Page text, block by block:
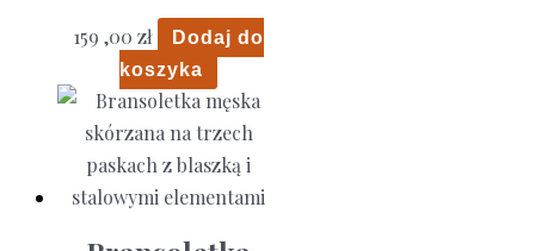
159 ,00 zł
Dodaj do
koszyka